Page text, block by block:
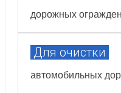
дорожных
Для очистки
автомобильных